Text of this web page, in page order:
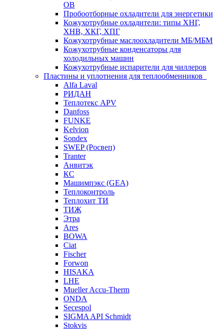
ОВ
Пробоотборные охладители для энергетики
Кожухотрубные охладители: типы ХНГ,
ХНВ, ХКГ, ХПГ
Кожухотрубные маслоохладители МБ/МБМ
Кожухотрубные конденсаторы для
холодильных машин
Кожухотрубные испарители для чиллеров
Пластины и уплотнения для теплообменников
Alfa Laval
РИДАН
Теплотекс APV
Danfoss
FUNKE
Kelvion
Sondex
SWEP (Росвеп)
Tranter
Анвитэк
КС
Машимпэкс (GEA)
Теплоконтроль
Теплохит ТИ
ТИЖ
Этра
Ares
BOWA
Ciat
Fischer
Forwon
HISAKA
LHE
Mueller Accu-Therm
ONDA
Secespol
SIGMA API Schmidt
Stokvis